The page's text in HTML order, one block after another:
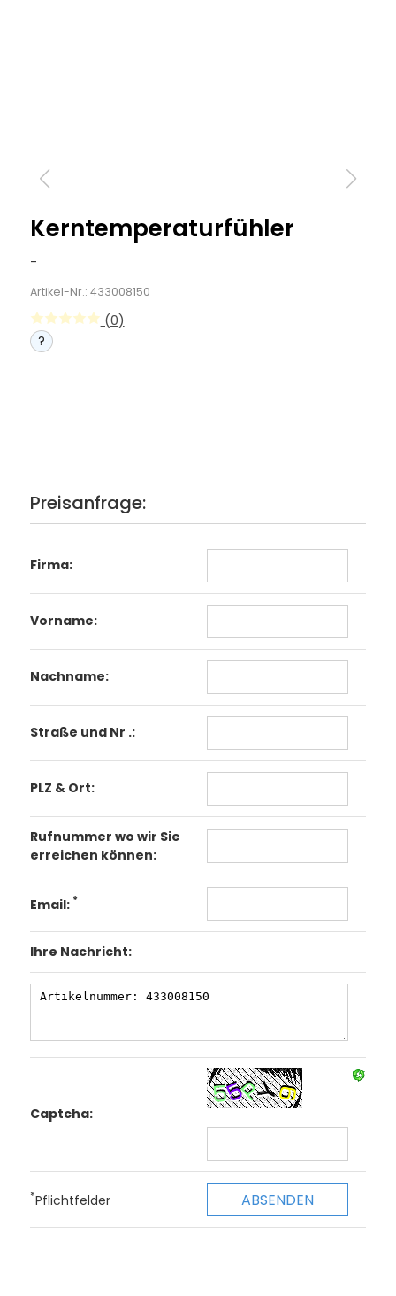
Kerntemperaturfühler
-
Artikel-Nr.: 433008150
(0)
?
Preisanfrage:
Firma:
Vorname:
Nachname:
Straße und Nr .:
PLZ & Ort:
Rufnummer wo wir Sie
erreichen können:
Email: *
Ihre Nachricht:
Captcha:
*Pflichtfelder